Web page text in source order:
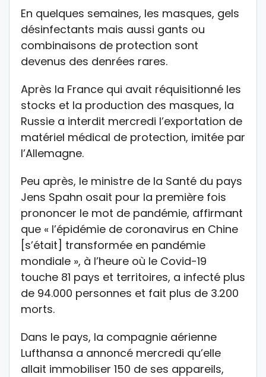
En quelques semaines, les masques, gels
désinfectants mais aussi gants ou
combinaisons de protection sont
devenus des denrées rares.
Après la France qui avait réquisitionné les
stocks et la production des masques, la
Russie a interdit mercredi l’exportation de
matériel médical de protection, imitée par
l’Allemagne.
Peu après, le ministre de la Santé du pays
Jens Spahn osait pour la première fois
prononcer le mot de pandémie, affirmant
que « l’épidémie de coronavirus en Chine
[s’était] transformée en pandémie
mondiale », à l’heure où le Covid-19
touche 81 pays et territoires, a infecté plus
de 94.000 personnes et fait plus de 3.200
morts.
Dans le pays, la compagnie aérienne
Lufthansa a annoncé mercredi qu’elle
allait immobiliser 150 de ses appareils,